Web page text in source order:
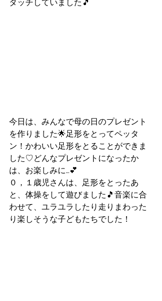
タッチしていました🎵
今日は、みんなで母の日のプレゼント
を作りました🌟足形をとってペッタ
ン！かわいい足形をとることができま
した♡どんなプレゼントになったか
は、お楽しみに…💕
０，１歳児さんは、足形をとったあ
と、体操をして遊びました🎵音楽に合
わせて、ユラユラしたり走りまわった
り楽しそうな子どもたちでした！